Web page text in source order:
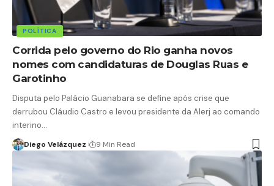
POLÍTICA
Corrida pelo governo do Rio ganha novos
nomes com candidaturas de Douglas Ruas e
Garotinho
Disputa pelo Palácio Guanabara se define após crise que
derrubou Cláudio Castro e levou presidente da Alerj ao comando
interino…
Diego Velázquez 9 Min Read